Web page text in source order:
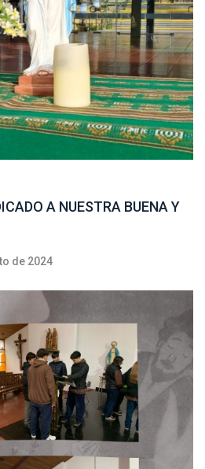
A NUESTRA BUENA Y
de 2024